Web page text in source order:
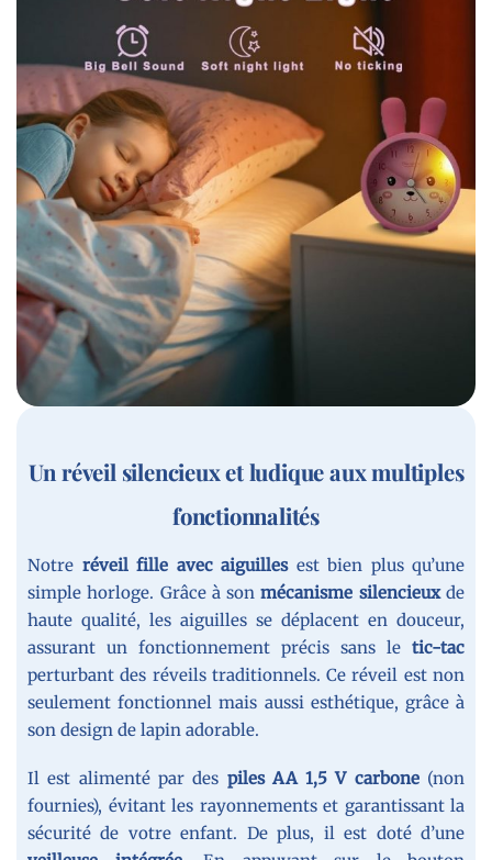
Un réveil silencieux et ludique aux multiples
fonctionnalités
Notre réveil fille avec aiguillesest bien plus qu’une
simple horloge. Grâce à sonmécanisme silencieuxde
haute qualité, les aiguilles se déplacent en douceur,
assurant un fonctionnement précis sans le tic-tac
perturbant des réveils traditionnels. Ce réveil est non
seulement fonctionnel mais aussi esthétique, grâce à
son design de lapin adorable.
Il est alimenté par des piles AA 1,5 V carbone(non
fournies), évitant les rayonnements et garantissant la
sécurité de votre enfant. De plus, il est doté d’une